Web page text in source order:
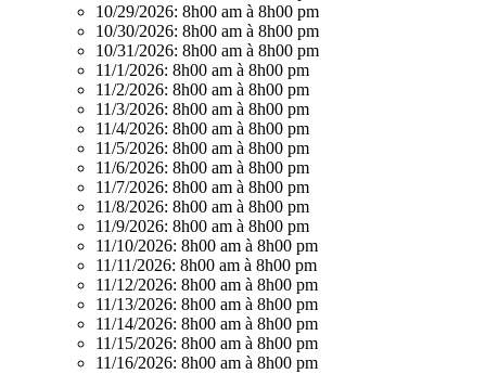
10/29/2026: 8h00 am à 8h00 pm
10/30/2026: 8h00 am à 8h00 pm
10/31/2026: 8h00 am à 8h00 pm
11/1/2026: 8h00 am à 8h00 pm
11/2/2026: 8h00 am à 8h00 pm
11/3/2026: 8h00 am à 8h00 pm
11/4/2026: 8h00 am à 8h00 pm
11/5/2026: 8h00 am à 8h00 pm
11/6/2026: 8h00 am à 8h00 pm
11/7/2026: 8h00 am à 8h00 pm
11/8/2026: 8h00 am à 8h00 pm
11/9/2026: 8h00 am à 8h00 pm
11/10/2026: 8h00 am à 8h00 pm
11/11/2026: 8h00 am à 8h00 pm
11/12/2026: 8h00 am à 8h00 pm
11/13/2026: 8h00 am à 8h00 pm
11/14/2026: 8h00 am à 8h00 pm
11/15/2026: 8h00 am à 8h00 pm
11/16/2026: 8h00 am à 8h00 pm